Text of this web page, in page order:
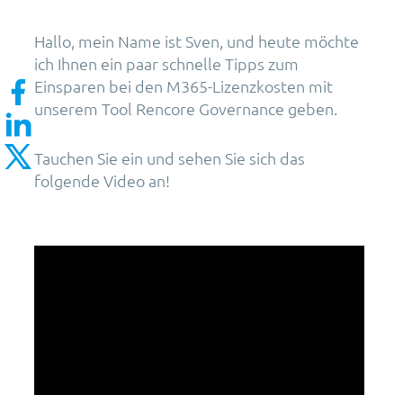
Hallo, mein Name ist Sven, und heute möchte
ich Ihnen ein paar schnelle Tipps zum
Einsparen bei den M365-Lizenzkosten mit
unserem Tool Rencore Governance geben.
Tauchen Sie ein und sehen Sie sich das
folgende Video an!